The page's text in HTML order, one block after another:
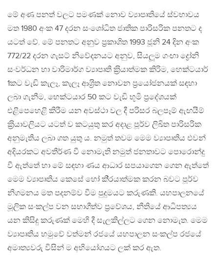
මේ අණ පනත් වලට පමණක් නොව ව්‍යාපෘතියේ ස්වභාවය
මත 1980 අංක 47 දරන සංශෝධිත ජාතික පාරිසරික පනතට ද
යටත් වේ. මේ පනතට අනුව ප‍්‍රකාශිත 1993 ජූනි 24 දින අංක
772/22 දරන ගැසට් නිවේදනයට අනුව, සියලූම ගංඟා ද්‍රෝනි
සංවර්ධන හා වාරිමාර්ග ව්‍යාපෘති ක‍්‍රියාත්මක කිරිම, හෙක්ටයාර්
1කට වැඩි කැලෑ, කැලෑ ආශ‍්‍රිත නොවන ප‍්‍රයෝජනයක් සඳහා
ලබා ගැනීම, හෙක්ටයාර 50 කට වැඩි භූමි ප‍්‍රදේශයක්
එළිපෙහෙළි කිරීම යන අවස්ථා වල දී පරිසර බලපෑම් ඇඟයීම්
ක‍්‍රියාවලියට යටත් ව කටයුතු කර අදාළ පූර්ව ලිඛිත පාරිසරික
අනුමැතිය ලබා ගත යුතු ය. නමුත් තවම මෙම ව්‍යාපෘතිය එවන්
අදියරකට අවතීර්ණ වී නොමැති නමුත් ජනතාවට පොරොන්දු
වී ඇත්තේ හා මේ සඳහා ණය ආධාර සපයාගෙන ගෙන ඇත්තේ
මෙම ව්‍යාපෘතිය කෙසේ හෝ කි‍්‍රයාත්මක කරන බවට පූර්ව
නිගමනය මත පදනම්ව වීම පුදුමයට කරුණකි. යහපාලනයේ
මූලික සංකල්ප වන සභාගීත්ව ප‍්‍රවේශය, නීතියේ ආධිපත්‍යය
යන කිසිදු කරුණක් මෙහි දී සැලකිල්ලට ගෙන නොමැත. මෙම
ව්‍යාපෘතිය හමුවේ වත්මන් රජයේ යහපාලන සංකල්ප රජයේ
අමාත්‍යවරු විසින් ම අභියෝගයට ලක් කර ඇත.